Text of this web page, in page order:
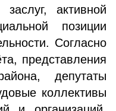
активной
позиции
Согласно
представления
депутаты
коллективы